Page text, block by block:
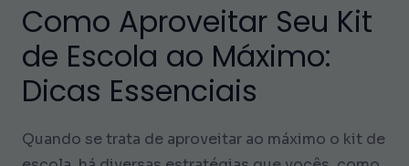
Como Aproveitar Seu Kit
de Escola ao Máximo:
Dicas Essenciais
Quando se trata de aproveitar ao máximo o kit de